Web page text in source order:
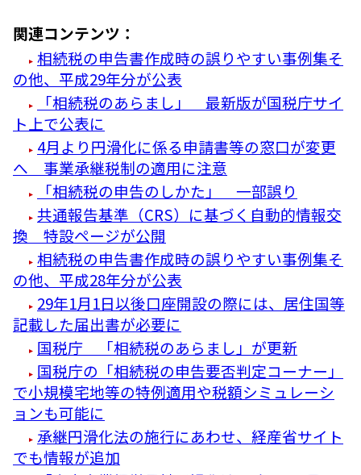
関連コンテンツ：
相続税の申告書作成時の誤りやすい事例集そ
の他、平成29年分が公表
「相続税のあらまし」 最新版が国税庁サイ
ト上で公表に
4月より円滑化に係る申請書等の窓口が変更
へ 事業承継税制の適用に注意
「相続税の申告のしかた」 一部誤り
共通報告基準（CRS）に基づく自動的情報交
換 特設ページが公開
相続税の申告書作成時の誤りやすい事例集そ
の他、平成28年分が公表
29年1月1日以後口座開設の際には、居住国等
記載した届出書が必要に
国税庁 「相続税のあらまし」が更新
国税庁の「相続税の申告要否判定コーナー」
で小規模宅地等の特例適用や税額シミュレーシ
ョンも可能に
承継円滑化法の施行にあわせ、経産省サイト
でも情報が追加